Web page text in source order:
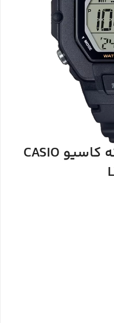
ساعت مچی مردانه و زنانه کاسیو CASIO